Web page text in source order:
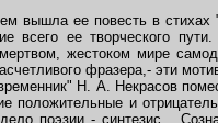
вышла ее повесть в стихах
всего ее творческого
жестоком мире
фразера,- эти
Н. А. Некрасов
положительные и
поэзии - синтезис...